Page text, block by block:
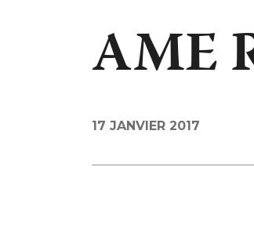
AME
17 JANVIER 2017